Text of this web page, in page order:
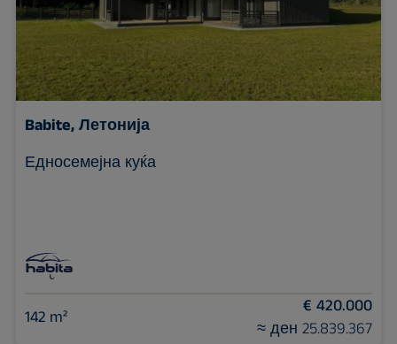
Babite, Летонија
Едносемејна куќа
142 m²
€ 420.000
≈ ден 25.839.367